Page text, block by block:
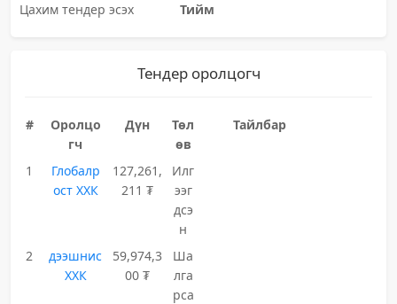
Цахим тендер эсэх
Тийм
Тендер оролцогч
#
Оролцо
гч
Дүн
Төл
өв
Тайлбар
1
Глобалр
ост ХХК
127,261,
211 ₮
Илг
ээг
дсэ
н
2
дээшнис
ХХК
59,974,3
00 ₮
Ша
лга
рса